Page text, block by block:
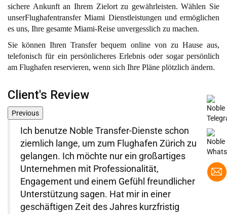
sichere Ankunft an Ihrem Zielort zu gewährleisten. Wählen Sie
unserFlughafentransfer Miami Dienstleistungen und ermöglichen
es uns, Ihre gesamte Miami-Reise unvergesslich zu machen.
Sie können Ihren Transfer bequem online von zu Hause aus,
telefonisch für ein persönlicheres Erlebnis oder sogar persönlich
am Flughafen reservieren, wenn sich Ihre Pläne plötzlich ändern.
Client's Review
Previous
Ich benutze Noble Transfer-Dienste schon
ziemlich lange, um zum Flughafen Zürich zu
gelangen. Ich möchte nur ein großartiges
Unternehmen mit Professionalität,
Engagement und einem Gefühl freundlicher
Unterstützung sagen. Hat mir in einer
geschäftigen Zeit des Jahres kurzfristig